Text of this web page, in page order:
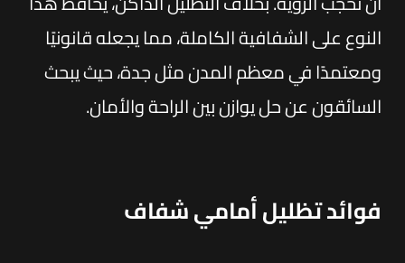
النوع على الشفافية الكاملة، مما يجعله قانونيًا
ومعتمدًا في معظم المدن مثل جدة، حيث يبحث
السائقون عن حل يوازن بين الراحة والأمان.
فوائد تظليل أمامي شفاف